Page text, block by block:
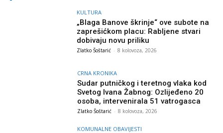
KULTURA
„Blaga Banove škrinje“ ove subote na
zaprešićkom placu: Rabljene stvari
dobivaju novu priliku
Zlatko Šoštarić - 8 kolovoza, 2026
CRNA KRONIKA
Sudar putničkog i teretnog vlaka kod
Svetog Ivana Žabnog: Ozlijeđeno 20
osoba, intervenirala 51 vatrogasca
Zlatko Šoštarić - 8 kolovoza, 2026
KOMUNALNE OBAVIJESTI